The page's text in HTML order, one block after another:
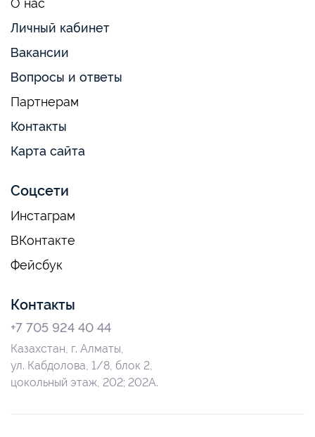
О нас
Личный кабинет
Вакансии
Вопросы и ответы
Партнерам
Контакты
Карта сайта
Соцсети
Инстаграм
ВКонтакте
Фейсбук
Контакты
+7 705 924 40 44
Казахстан, г. Алматы,
ул. Кабдолова, 1/8, блок 2,
цокольный этаж, 202; 202А.